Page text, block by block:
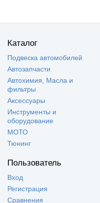
Каталог
Подвеска автомобилей
Автозапчасти
Автохимия, Масла и
фильтры
Аксессуары
Инструменты и
оборудование
МОТО
Тюнинг
Пользователь
Вход
Регистрация
Сравнения